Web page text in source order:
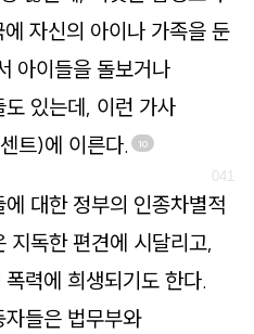
자신의 아이나 가족을 둔
아이들을 돌보거나
있는데, 이런 가사
트)에 이른다.
10
대한 정부의 인종차별적
지독한 편견에 시달리고,
력에 희생되기도 한다.
들은 법무부와